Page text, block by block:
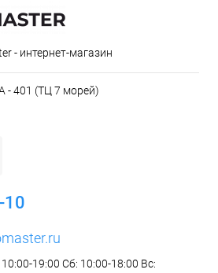
- интернет-магазин
- 401 (ТЦ 7 морей)
10
19:00 Сб: 10:00-18:00 Вс: